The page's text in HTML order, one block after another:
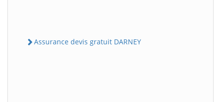
Assurance devis gratuit DARNEY